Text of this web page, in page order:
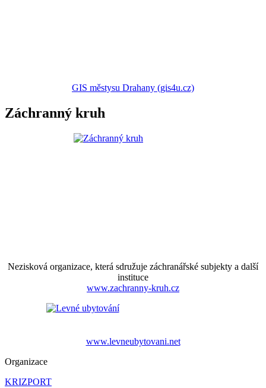
GIS městysu Drahany (gis4u.cz)
Záchranný kruh
Nezisková organizace, která sdružuje záchranářské subjekty a další
instituce
www.zachranny-kruh.cz
www.levneubytovani.net
Organizace
KRIZPORT